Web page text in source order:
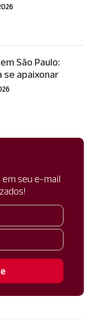
São Paulo:
se apaixonar
em seu e-mail